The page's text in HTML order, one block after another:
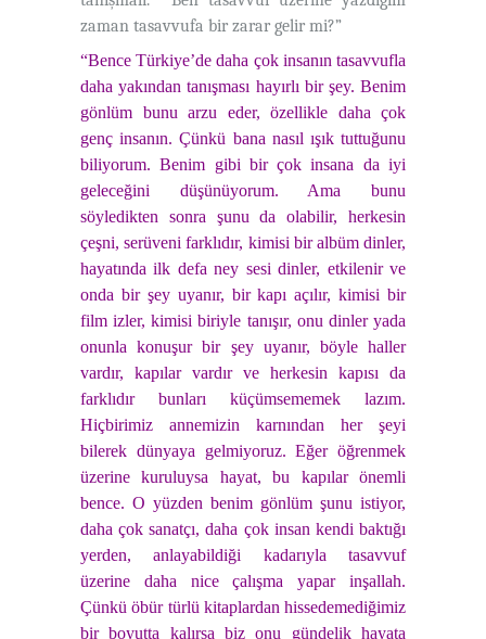
zaman tasavvufa bir zarar gelir mi?”
“Bence Türkiye’de daha çok insanın tasavvufla
daha yakından tanışması hayırlı bir şey. Benim
gönlüm bunu arzu eder, özellikle daha çok
genç insanın. Çünkü bana nasıl ışık tuttuğunu
biliyorum. Benim gibi bir çok insana da iyi
geleceğini düşünüyorum. Ama bunu
söyledikten sonra şunu da olabilir, herkesin
çeşni, serüveni farklıdır, kimisi bir albüm dinler,
hayatında ilk defa ney sesi dinler, etkilenir ve
onda bir şey uyanır, bir kapı açılır, kimisi bir
film izler, kimisi biriyle tanışır, onu dinler yada
onunla konuşur bir şey uyanır, böyle haller
vardır, kapılar vardır ve herkesin kapısı da
farklıdır bunları küçümsememek lazım.
Hiçbirimiz annemizin karnından her şeyi
bilerek dünyaya gelmiyoruz. Eğer öğrenmek
üzerine kuruluysa hayat, bu kapılar önemli
bence. O yüzden benim gönlüm şunu istiyor,
daha çok sanatçı, daha çok insan kendi baktığı
yerden, anlayabildiği kadarıyla tasavvuf
üzerine daha nice çalışma yapar inşallah.
Çünkü öbür türlü kitaplardan hissedemediğimiz
bir boyutta kalırsa biz onu gündelik hayata